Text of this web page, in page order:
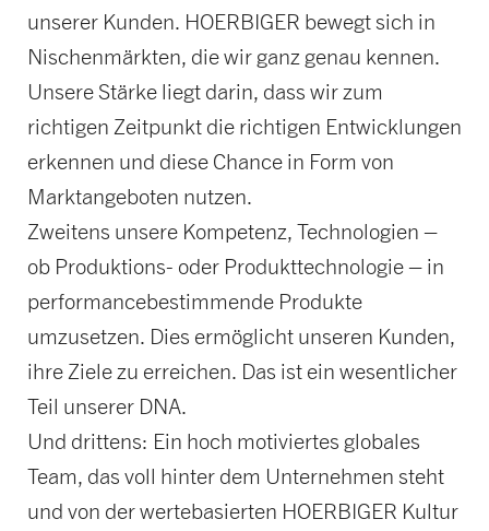
unserer Kunden. HOERBIGER bewegt sich in
Nischenmärkten, die wir ganz genau kennen.
Unsere Stärke liegt darin, dass wir zum
richtigen Zeitpunkt die richtigen Entwicklungen
erkennen und diese Chance in Form von
Marktangeboten nutzen.
Zweitens unsere Kompetenz, Technologien –
ob Produktions- oder Produkttechnologie – in
performancebestimmende Produkte
umzusetzen. Dies ermöglicht unseren Kunden,
ihre Ziele zu erreichen. Das ist ein wesentlicher
Teil unserer DNA.
Und drittens: Ein hoch motiviertes globales
Team, das voll hinter dem Unternehmen steht
und von der wertebasierten HOERBIGER Kultur